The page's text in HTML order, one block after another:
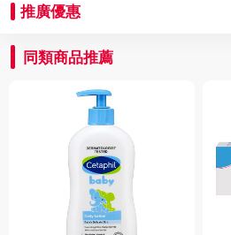
推廣優惠
同類商品推薦